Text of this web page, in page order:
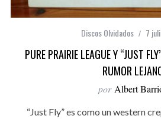
Discos Olvidados 7
PURE PRAIRIE LEAGUE Y “JUST
RUMOR
por Albert
“Just Fly” es como un western